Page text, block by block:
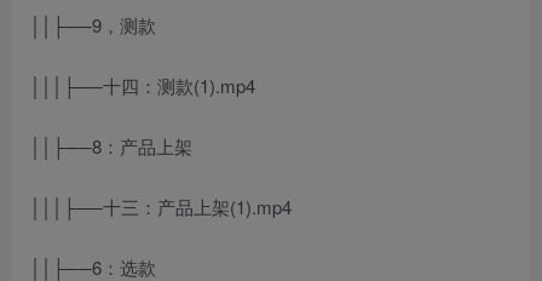
││├──9，测款
│││├──十四：测款(1).mp4
││├──8：产品上架
│││├──十三：产品上架(1).mp4
││├──6：选款